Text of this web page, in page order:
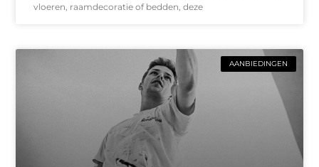
vloeren, raamdecoratie of bedden, deze
AANBIEDINGEN